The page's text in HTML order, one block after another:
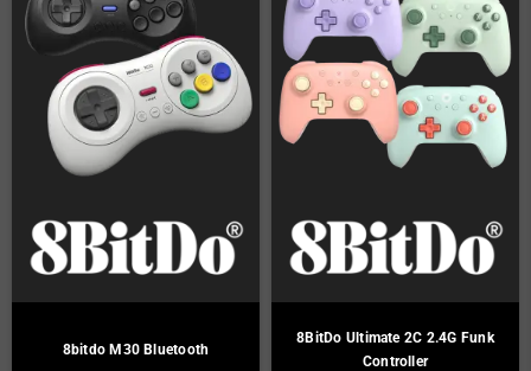
8bitdo M30 Bluetooth
8BitDo Ultimate 2C 2.4G Funk
Controller